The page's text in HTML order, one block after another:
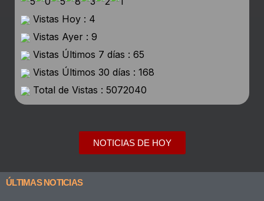
Vistas Hoy : 4
Vistas Ayer : 9
Vistas Últimos 7 días : 65
Vistas Últimos 30 días : 168
Total de Vistas : 5072040
NOTICIAS DE HOY
ÚLTIMAS NOTICIAS